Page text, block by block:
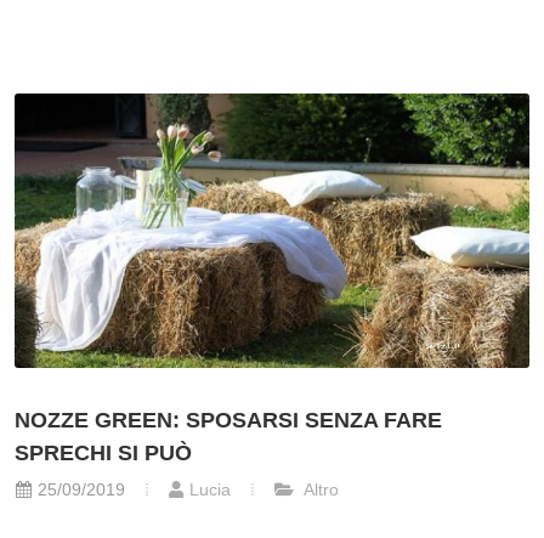
NOZZE GREEN: SPOSARSI SENZA FARE
SPRECHI SI PUÒ
25/09/2019 Lucia Altro